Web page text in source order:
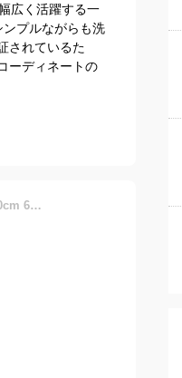
広く活躍する一
プルながらも洗
されているた
ーディネートの
喜平 ネックレス 18金 メンズ レディース 喜平ネックレス K18 10g 50cm 6面ダブル W イエローゴールド 金 チェーンネックレス 金 イエローゴールド 男性 女性 ギフト プレゼント